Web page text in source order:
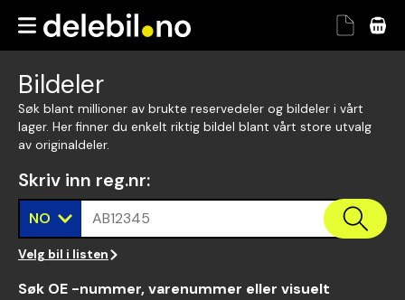
Bildeler
Søk blant millioner av brukte reservedeler og bildeler i vårt
lager. Her finner du enkelt riktig bildel blant vårt store utvalg
av originaldeler.
Skriv inn reg.nr:
NO AB12345
Velg bil i listen
Søk OE -nummer, varenummer eller visuelt